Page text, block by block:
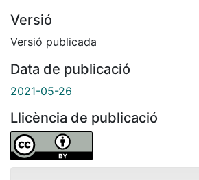
Versió
Versió publicada
Data de publicació
2021-05-26
Llicència de publicació